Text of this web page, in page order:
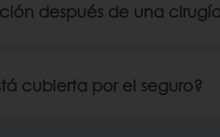
después de una
cubierta por el seguro?